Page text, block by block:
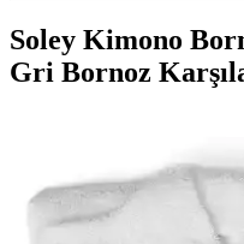
Soley Kimono
Gri Bornoz